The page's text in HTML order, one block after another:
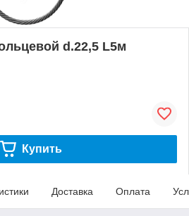
d.22,5 L5м
Купить
Доставка Оплата